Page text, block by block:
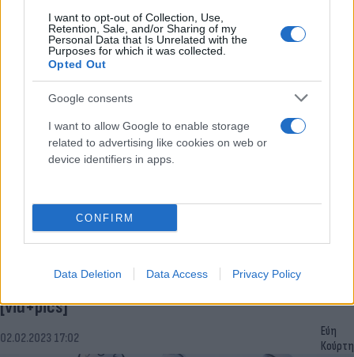
I want to opt-out of Collection, Use,
Retention, Sale, and/or Sharing of my
Personal Data that Is Unrelated with the
Purposes for which it was collected.
Opted Out
Google consents
I want to allow Google to enable storage
related to advertising like cookies on web or
device identifiers in apps.
CONFIRM
Data Deletion Data Access Privacy Policy
όπλα στην Ουκρανία»
26.02.2023 09:44
Διαδήλωση καλλιτεχνών: Δακρυγόνα από τα ΜΑΤ
- Τους εμπόδισαν να φτάσουν στο Εθνικό Θέατρο
[vid+pics]
02.02.2023 17:02
Εύη
Κούρτη